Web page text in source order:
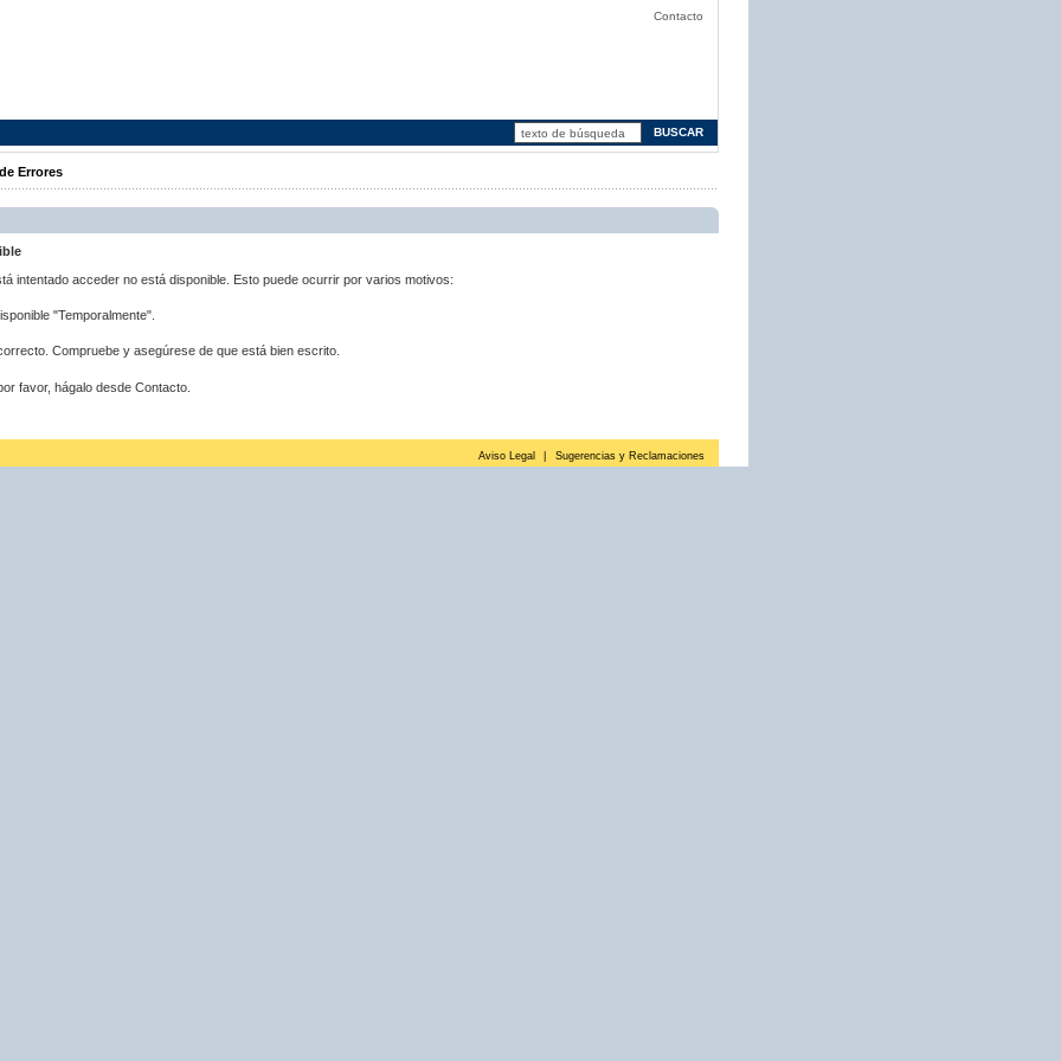
Contacto
Errores
intentado acceder no está disponible. Esto puede ocurrir por varios motivos:
"Temporalmente".
Compruebe y asegúrese de que está bien escrito.
favor, hágalo desde Contacto.
Aviso Legal Sugerencias y Reclamaciones